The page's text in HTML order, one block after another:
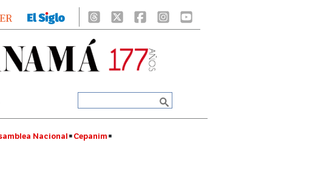
Nacional Cepanim